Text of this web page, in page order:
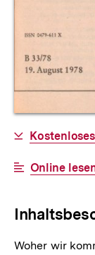
Allgemeine
Download-
Interner
Online
Woher wir